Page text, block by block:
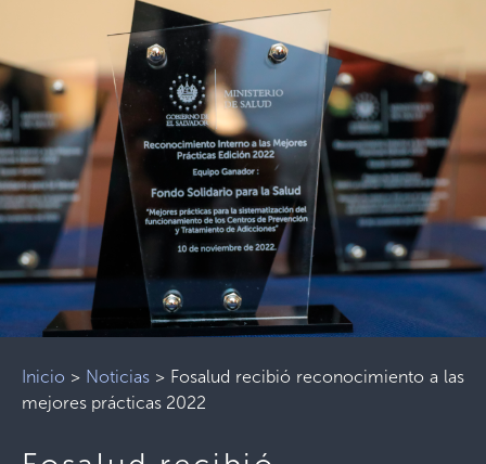
Inicio > Noticias > Fosalud recibió reconocimiento a las
mejores prácticas 2022